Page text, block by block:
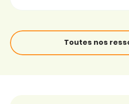
Toutes nos